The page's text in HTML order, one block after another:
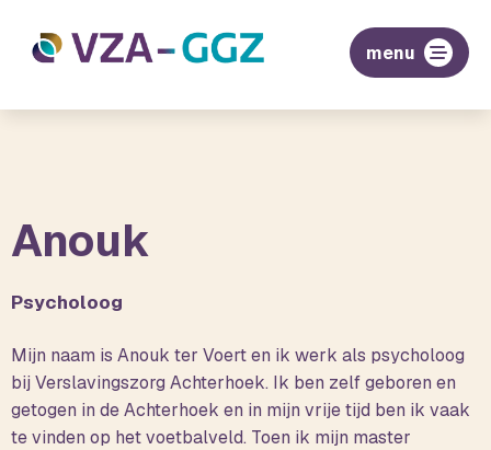
menu
Anouk
Psycholoog
Mijn naam is Anouk ter Voert en ik werk als psycholoog
bij Verslavingszorg Achterhoek. Ik ben zelf geboren en
getogen in de Achterhoek en in mijn vrije tijd ben ik vaak
te vinden op het voetbalveld. Toen ik mijn master